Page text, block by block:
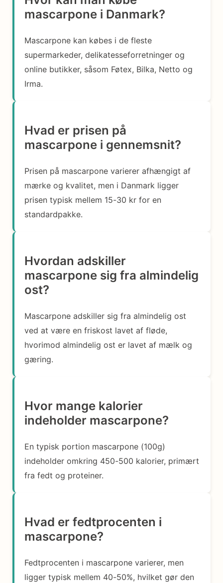
mascarpone i Danmark?
Mascarpone kan købes i de fleste
supermarkeder, delikatesseforretninger og
online butikker, såsom Føtex, Bilka, Netto og
Irma.
Hvad er prisen på
mascarpone i gennemsnit?
Prisen på mascarpone varierer afhængigt af
mærke og kvalitet, men i Danmark ligger
prisen typisk mellem 15-30 kr for en
standardpakke.
Hvordan adskiller
mascarpone sig fra almindelig
ost?
Mascarpone adskiller sig fra almindelig ost
ved at være en friskost lavet af fløde,
hvorimod almindelig ost er lavet af mælk og
gæring.
Hvor mange kalorier
indeholder mascarpone?
En typisk portion mascarpone (100g)
indeholder omkring 450-500 kalorier, primært
fra fedt og proteiner.
Hvad er fedtprocenten i
mascarpone?
Fedtprocenten i mascarpone varierer, men
ligger typisk mellem 40-50%, hvilket gør den